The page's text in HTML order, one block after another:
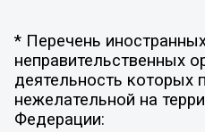
* Перечень
неправительственных
деятельность которых
нежелательной на
Федерации: